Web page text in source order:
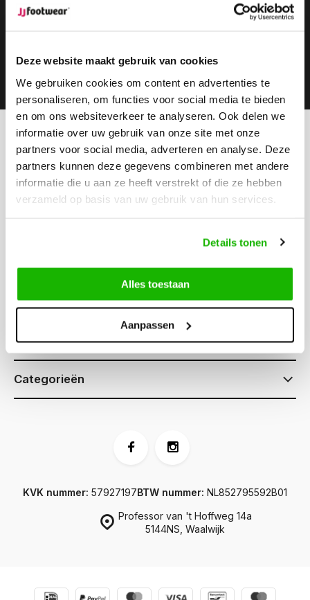
Deze website maakt gebruik van cookies
We gebruiken cookies om content en advertenties te
personaliseren, om functies voor social media te bieden
en om ons websiteverkeer te analyseren. Ook delen we
informatie over uw gebruik van onze site met onze
partners voor social media, adverteren en analyse. Deze
partners kunnen deze gegevens combineren met andere
informatie die u aan ze heeft verstrekt of die ze hebben
verzameld op basis van uw gebruik van hun services.
Details tonen
Alles toestaan
Aanpassen
Kunnen we helpen?
Klantenservice:
Bel ons
0416-272223
Klantenservice
Informatie
Categorieën
Professor van 't Hoffweg 14a
5144NS, Waalwijk
KVK nummer: 57927197BTW nummer: NL852795592B01